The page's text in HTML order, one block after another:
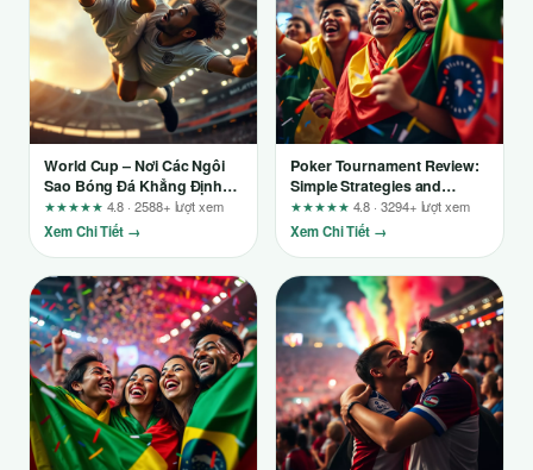
World Cup – Nơi Các Ngôi
Sao Bóng Đá Khẳng Định
Tên Tuổi
★★★★★ 4.8 · 2588+ lượt xem
Xem Chi Tiết →
Poker Tournament Review:
Simple Strategies and
Gameplay for Beginners on
sc88.day
★★★★★ 4.8 · 3294+ lượt xem
Xem Chi Tiết →